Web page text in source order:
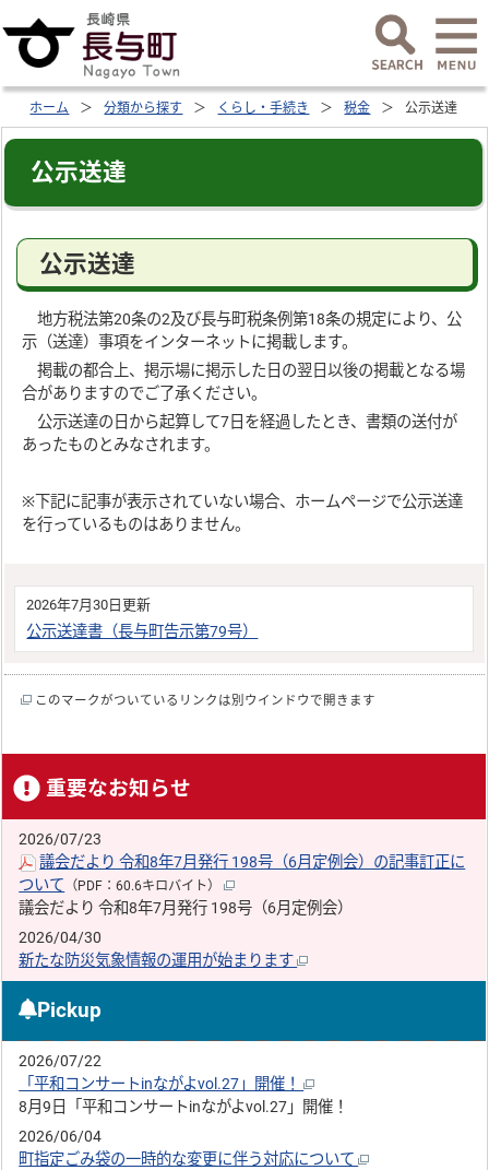
ホーム 分類から探す くらし・手続き 税金 公示送達
公示送達
公示送達
地方税法第20条の2及び長与町税条例第18条の規定により、公
示（送達）事項をインターネットに掲載します。
掲載の都合上、掲示場に掲示した日の翌日以後の掲載となる場
合がありますのでご了承ください。
公示送達の日から起算して7日を経過したとき、書類の送付が
あったものとみなされます。
※下記に記事が表示されていない場合、ホームページで公示送達
を行っているものはありません。
2026年7月30日更新
公示送達書（長与町告示第79号）
このマークがついているリンクは別ウインドウで開きます
重要なお知らせ
2026/07/23
議会だより 令和8年7月発行 198号（6月定例会）の記事訂正に
ついて （PDF：60.6キロバイト）
議会だより 令和8年7月発行 198号（6月定例会）
2026/04/30
新たな防災気象情報の運用が始まります
Pickup
2026/07/22
「平和コンサートinながよvol.27」開催！
8月9日「平和コンサートinながよvol.27」開催！
2026/06/04
町指定ごみ袋の一時的な変更に伴う対応について